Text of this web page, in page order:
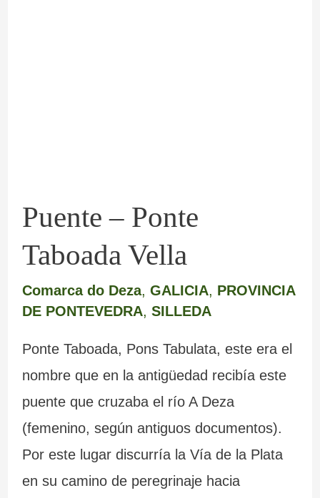
Puente – Ponte
Taboada Vella
Comarca do Deza, GALICIA, PROVINCIA
DE PONTEVEDRA, SILLEDA
Ponte Taboada, Pons Tabulata, este era el
nombre que en la antigüedad recibía este
puente que cruzaba el río A Deza
(femenino, según antiguos documentos).
Por este lugar discurría la Vía de la Plata
en su camino de peregrinaje hacia